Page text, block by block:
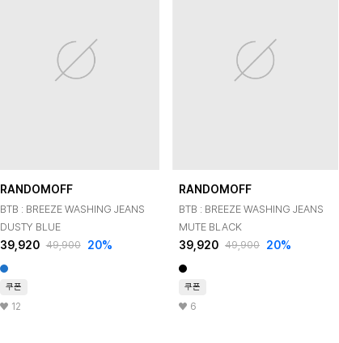
RANDOMOFF
BTB : BREEZE WASHING JEANS
DUSTY BLUE
39,920 49,900 20%
쿠폰
12
RANDOMOFF
BTB : BREEZE WASHING JEANS
MUTE BLACK
39,920 49,900 20%
쿠폰
6